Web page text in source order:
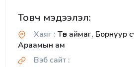
Товч мэдээлэл:
Хаяг : Төв аймаг, Борнуур
Араамын ам
Вэб сайт :